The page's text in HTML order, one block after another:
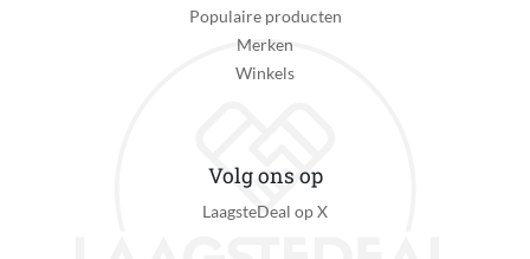
Populaire producten
Merken
Winkels
Volg ons op
LaagsteDeal op X